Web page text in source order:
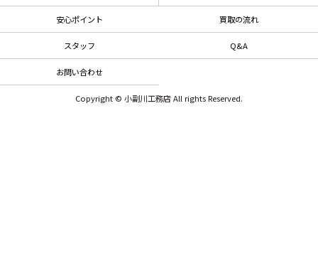
安心ポイント 買取の流れ
スタッフ Q&A
お問い合わせ
Copyright © 小副川工務店 All rights Reserved.